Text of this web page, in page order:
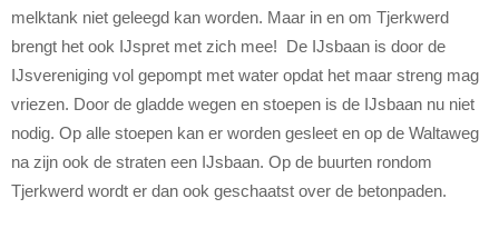
melktank niet geleegd kan worden. Maar in en om Tjerkwerd
brengt het ook IJspret met zich mee! De IJsbaan is door de
IJsvereniging vol gepompt met water opdat het maar streng mag
vriezen. Door de gladde wegen en stoepen is de IJsbaan nu niet
nodig. Op alle stoepen kan er worden gesleet en op de Waltaweg
na zijn ook de straten een IJsbaan. Op de buurten rondom
Tjerkwerd wordt er dan ook geschaatst over de betonpaden.